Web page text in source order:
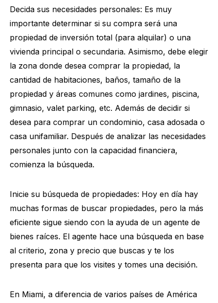
Decida sus necesidades personales: Es muy
importante determinar si su compra será una
propiedad de inversión total (para alquilar) o una
vivienda principal o secundaria. Asimismo, debe elegir
la zona donde desea comprar la propiedad, la
cantidad de habitaciones, baños, tamaño de la
propiedad y áreas comunes como jardines, piscina,
gimnasio, valet parking, etc. Además de decidir si
desea para comprar un condominio, casa adosada o
casa unifamiliar. Después de analizar las necesidades
personales junto con la capacidad financiera,
comienza la búsqueda.
Inicie su búsqueda de propiedades: Hoy en día hay
muchas formas de buscar propiedades, pero la más
eficiente sigue siendo con la ayuda de un agente de
bienes raíces. El agente hace una búsqueda en base
al criterio, zona y precio que buscas y te los
presenta para que los visites y tomes una decisión.
En Miami, a diferencia de varios países de América